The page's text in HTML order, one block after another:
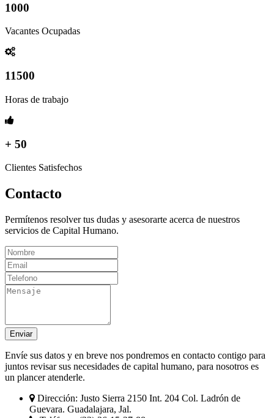
1000
Vacantes Ocupadas
11500
Horas de trabajo
+ 50
Clientes Satisfechos
Contacto
Permítenos resolver tus dudas y asesorarte acerca de nuestros
servicios de Capital Humano.
Enviar
Envíe sus datos y en breve nos pondremos en contacto contigo para
juntos revisar sus necesidades de capital humano, para nosotros es
un plancer atenderle.
Dirección: Justo Sierra 2150 Int. 204 Col. Ladrón de
Guevara. Guadalajara, Jal.